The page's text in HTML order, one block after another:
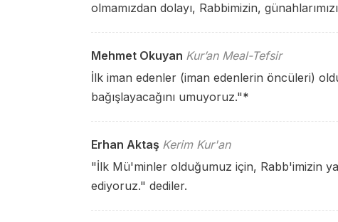
olmamızdan dolayı, Rabbimizin,
Mehmet Okuyan Kur’an Meal-Tefsir
İlk iman edenler (iman edenlerin öncüleri)
bağışlayacağını umuyoruz."*
Erhan Aktaş Kerim Kur'an
"İlk Mü'minler olduğumuz için, Rabb'imizin
ediyoruz." dediler.